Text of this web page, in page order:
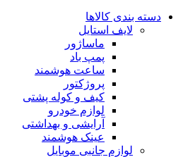
دسته بندی کالاها
لایف استایل
ماساژور
پمپ باد
ساعت هوشمند
پروژکتور
کیف و کوله پشتی
لوازم خودرو
آرایشی و بهداشتی
عینک هوشمند
لوازم جانبی موبایل